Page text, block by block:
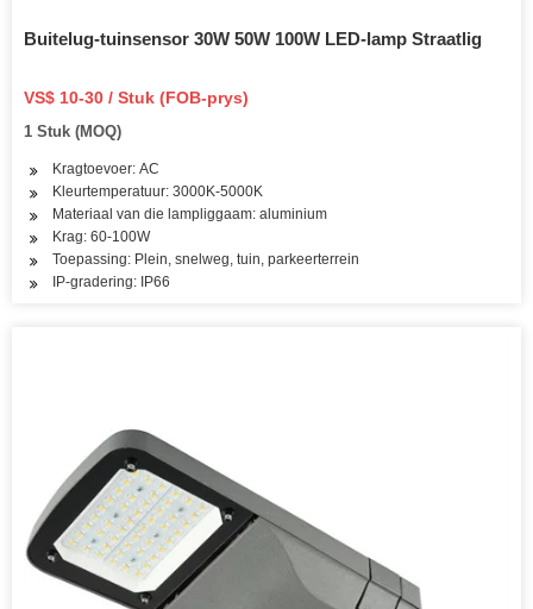
Buitelug-tuinsensor 30W 50W 100W LED-lamp Straatlig
VS$ 10-30 / Stuk (FOB-prys)
1 Stuk (MOQ)
Kragtoevoer: AC
Kleurtemperatuur: 3000K-5000K
Materiaal van die lampliggaam: aluminium
Krag: 60-100W
Toepassing: Plein, snelweg, tuin, parkeerterrein
IP-gradering: IP66